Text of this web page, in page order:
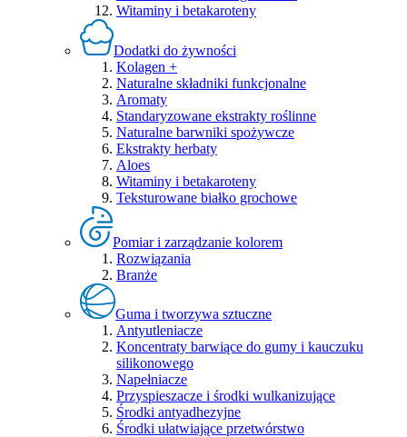
Witaminy i betakaroteny
Dodatki do żywności
Kolagen +
Naturalne składniki funkcjonalne
Aromaty
Standaryzowane ekstrakty roślinne
Naturalne barwniki spożywcze
Ekstrakty herbaty
Aloes
Witaminy i betakaroteny
Teksturowane białko grochowe
Pomiar i zarządzanie kolorem
Rozwiązania
Branże
Guma i tworzywa sztuczne
Antyutleniacze
Koncentraty barwiące do gumy i kauczuku
silikonowego
Napełniacze
Przyspieszacze i środki wulkanizujące
Środki antyadhezyjne
Środki ułatwiające przetwórstwo